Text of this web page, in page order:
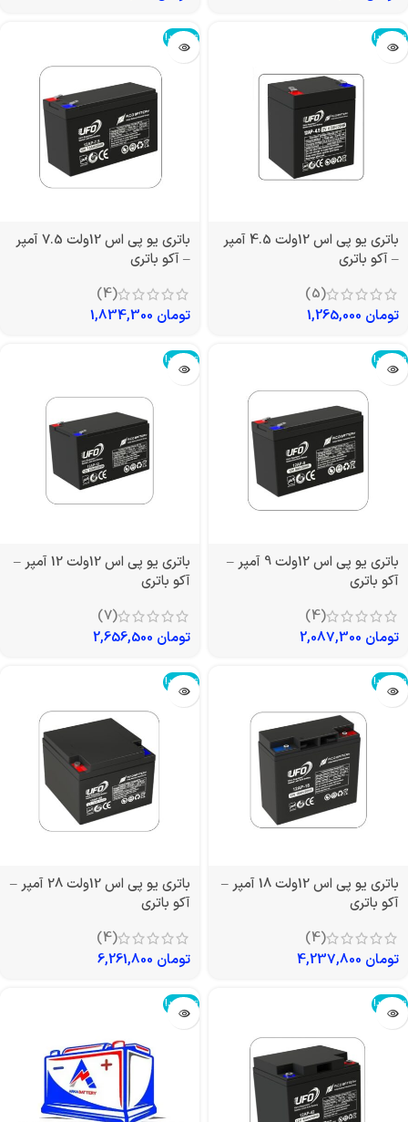
تمام شد!
باتری یو پی اس 12ولت 4.5 آمپر
– آکو باتری
(5)
تومان
تمام شد!
باتری یو پی اس 12ولت 7.5 آمپر
– آکو باتری
(4)
تومان
تمام شد!
باتری یو پی اس 12ولت 9 آمپر –
آکو باتری
(4)
تومان
تمام شد!
باتری یو پی اس 12ولت 12 آمپر –
آکو باتری
(7)
تومان
تمام شد!
باتری یو پی اس 12ولت 18 آمپر –
آکو باتری
(4)
تومان
تمام شد!
باتری یو پی اس 12ولت 28 آمپر –
آکو باتری
(4)
تومان
تمام شد! تمام شد!